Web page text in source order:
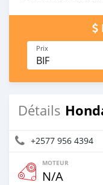
Prix
BIF
Détails
+2577 956 4394
MOTEUR
N/A